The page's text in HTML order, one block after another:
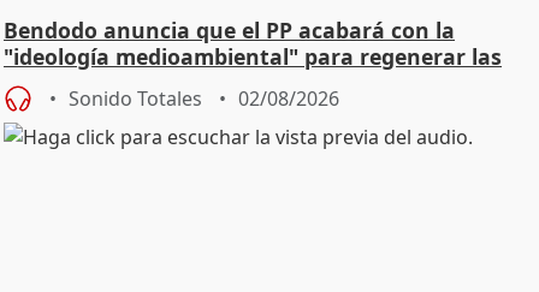
Bendodo anuncia que el PP acabará con la
"ideología medioambiental" para regenerar las
playas
Sonido Totales 02/08/2026